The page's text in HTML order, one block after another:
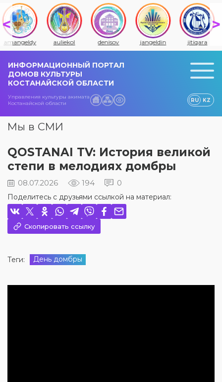
amangeldy auliekol denisov jangeldin jitiqara
ИНФОРМАЦИОННЫЙ ПОРТАЛ
ДОМОВ КУЛЬТУРЫ
КОСТАНАЙСКОЙ ОБЛАСТИ
Управления культуры акимата
Костанайской области
RU KZ
Мы в СМИ
QOSTANAI TV: История великой
степи в мелодиях домбры
08.07.2026 194 0
Поделитесь с друзьями ссылкой на материал:
Скопировать ссылку
Теги: День домбры